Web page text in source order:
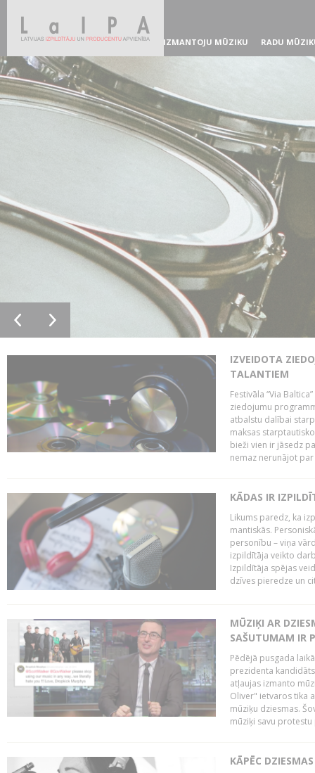
IZMANTOJU MŪZIKU RADU
IZVEIDOTA
TALANTIEM
Festivāla “Via
ziedojumu
atbalstu dalībai
maksas
bieži vien ir jāsedz
nemaz nerunājot
KĀDAS IR
Likums paredz, ka
mantiskās.
personību – viņa
izpildītāja veikto
Izpildītāja spējas
dzīves pieredze un
MŪZIĶI AR
SAŠUTUMAM IR
Pēdējā pusgada
prezidenta
atļaujas izmanto
Oliver" ietvaros tika
mūziķu dziesmas.
mūziķi savu
KĀPĒC